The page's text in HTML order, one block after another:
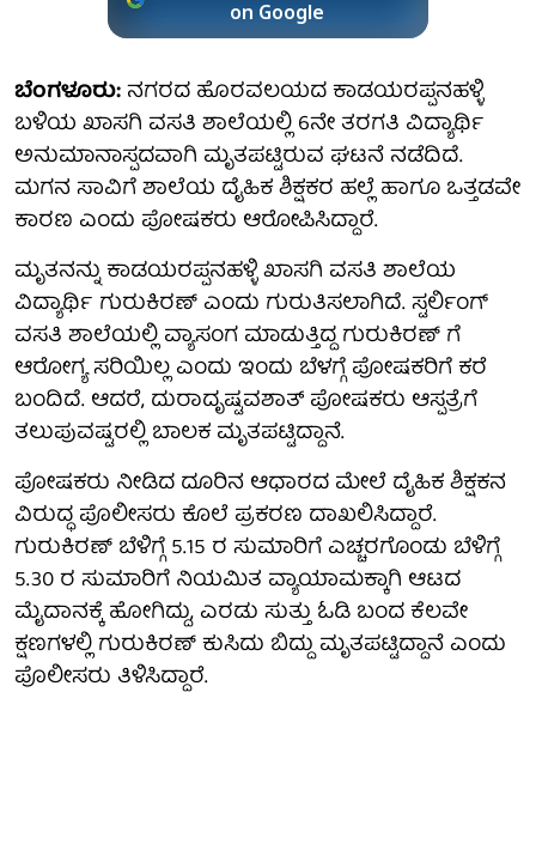
on Google
ಬೆಂಗಳೂರು:ನಗರದ ಹೊರವಲಯದ ಕಾಡಯರಪ್ಪನಹಳ್ಳಿ
ಬಳಿಯ ಖಾಸಗಿ ವಸತಿ ಶಾಲೆಯಲ್ಲಿ 6ನೇ ತರಗತಿ ವಿದ್ಯಾರ್ಥಿ
ಅನುಮಾನಾಸ್ಪದವಾಗಿ ಮೃತಪಟ್ಟಿರುವ ಘಟನೆ ನಡೆದಿದೆ.
ಮಗನ ಸಾವಿಗೆ ಶಾಲೆಯ ದೈಹಿಕ ಶಿಕ್ಷಕರ ಹಲ್ಲೆ ಹಾಗೂ ಒತ್ತಡವೇ
ಕಾರಣ ಎಂದು ಪೋಷಕರು ಆರೋಪಿಸಿದ್ದಾರೆ.
ಮೃತನನ್ನು ಕಾಡಯರಪ್ಪನಹಳ್ಳಿ ಖಾಸಗಿ ವಸತಿ ಶಾಲೆಯ
ವಿದ್ಯಾರ್ಥಿ ಗುರುಕಿರಣ್ ಎಂದು ಗುರುತಿಸಲಾಗಿದೆ. ಸ್ಟರ್ಲಿಂಗ್
ವಸತಿ ಶಾಲೆಯಲ್ಲಿ ವ್ಯಾಸಂಗ ಮಾಡುತ್ತಿದ್ದ ಗುರುಕಿರಣ್ ಗೆ
ಆರೋಗ್ಯ ಸರಿಯಿಲ್ಲ ಎಂದು ಇಂದು ಬೆಳಗ್ಗೆ ಪೋಷಕರಿಗೆ ಕರೆ
ಬಂದಿದೆ. ಆದರೆ, ದುರಾದೃಷ್ಟವಶಾತ್ ಪೋಷಕರು ಆಸ್ಪತ್ರೆಗೆ
ತಲುಪುವಷ್ಟರಲ್ಲಿ ಬಾಲಕ ಮೃತಪಟ್ಟಿದ್ದಾನೆ.
ಪೋಷಕರು ನೀಡಿದ ದೂರಿನ ಆಧಾರದ ಮೇಲೆ ದೈಹಿಕ ಶಿಕ್ಷಕನ
ವಿರುದ್ಧ ಪೊಲೀಸರು ಕೊಲೆ ಪ್ರಕರಣ ದಾಖಲಿಸಿದ್ದಾರೆ.
ಗುರುಕಿರಣ್ ಬೆಳಿಗ್ಗೆ 5.15 ರ ಸುಮಾರಿಗೆ ಎಚ್ಚರಗೊಂಡು ಬೆಳಿಗ್ಗೆ
5.30 ರ ಸುಮಾರಿಗೆ ನಿಯಮಿತ ವ್ಯಾಯಾಮಕ್ಕಾಗಿ ಆಟದ
ಮೈದಾನಕ್ಕೆ ಹೋಗಿದ್ದು, ಎರಡು ಸುತ್ತು ಓಡಿ ಬಂದ ಕೆಲವೇ
ಕ್ಷಣಗಳಲ್ಲಿ ಗುರುಕಿರಣ್ ಕುಸಿದು ಬಿದ್ದು ಮೃತಪಟ್ಟಿದ್ದಾನೆ ಎಂದು
ಪೊಲೀಸರು ತಿಳಿಸಿದ್ದಾರೆ.